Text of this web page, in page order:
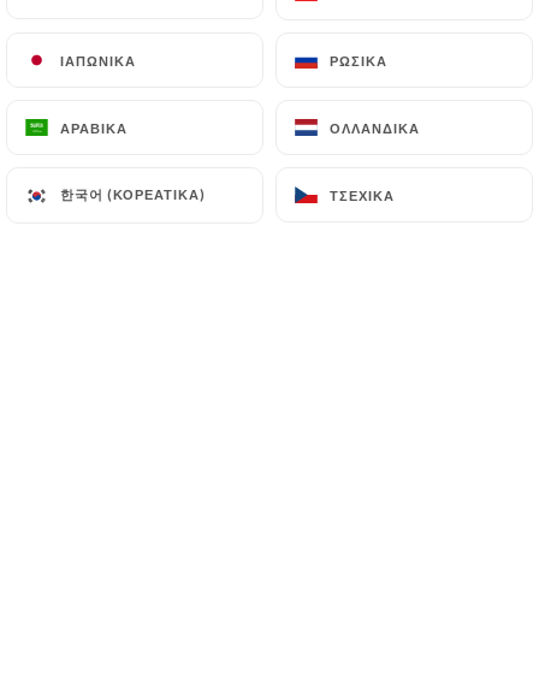
ΙΑΠΩΝΙΚΆ ΡΩΣΙΚΆ
ΑΡΑΒΙΚΆ ΟΛΛΑΝΔΙΚΆ
한국어 (ΚΟΡΕΆΤΙΚΑ) ΤΣΈΧΙΚΑ
ΙΑΠΩΝΙΚΆ ΡΩΣΙΚΆ
ΑΡΑΒΙΚΆ ΟΛΛΑΝΔΙΚΆ
한국어 (ΚΟΡΕΆΤΙΚΑ) ΤΣΈΧΙΚΑ